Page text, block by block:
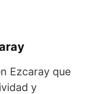
Ezcaray que
y